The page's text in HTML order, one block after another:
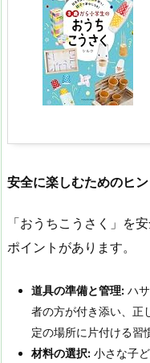
安全に楽しむためのヒン
「おうちこうさく」を
ポイントがあります。
道具の準備と管理: ハ
者の方が付き添い、正
定の場所に片付ける習
材料の選択: 小さな子